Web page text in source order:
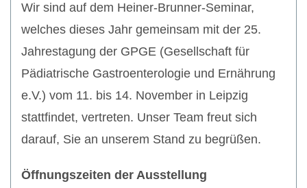
Wir sind auf dem Heiner-Brunner-Seminar,
welches dieses Jahr gemeinsam mit der 25.
Jahrestagung der GPGE (Gesellschaft für
Pädiatrische Gastroenterologie und Ernährung
e.V.) vom 11. bis 14. November in Leipzig
stattfindet, vertreten. Unser Team freut sich
darauf, Sie an unserem Stand zu begrüßen.
Öffnungszeiten der Ausstellung